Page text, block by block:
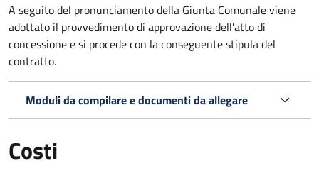
A seguito del pronunciamento della Giunta Comunale viene
adottato il provvedimento di approvazione dell'atto di
concessione e si procede con la conseguente stipula del
contratto.
Moduli da compilare e documenti da allegare
Costi